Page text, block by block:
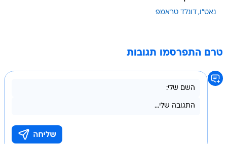
נאט"ו דונלד טראמפ
טרם התפרסמו תגובות